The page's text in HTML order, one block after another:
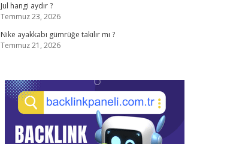
Jul hangi aydır ?
Temmuz 23, 2026
Nike ayakkabı gümrüğe takılır mı ?
Temmuz 21, 2026